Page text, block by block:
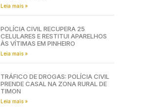
Leia mais »
POLÍCIA CIVIL RECUPERA 25
CELULARES E RESTITUI APARELHOS
ÀS VÍTIMAS EM PINHEIRO
Leia mais »
TRÁFICO DE DROGAS: POLÍCIA CIVIL
PRENDE CASAL NA ZONA RURAL DE
TIMON
Leia mais »